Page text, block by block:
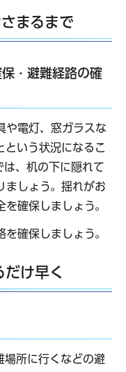
まるまで
・避難経路の確
や電灯、窓ガラスな
という状況になるこ
は、机の下に隠れて
ましょう。揺れがお
確保しましょう。
確保しましょう。
け早く
場所に行くなどの避